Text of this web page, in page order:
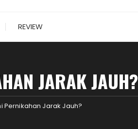
REVIEW
JARAK JAUH?
Pernikahan Jarak Jauh?